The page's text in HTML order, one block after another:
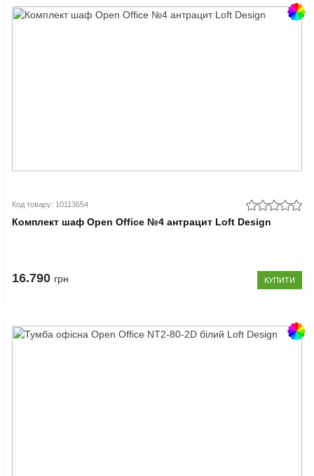
Код товару: 10113654
Комплект шаф Open Office №4 антрацит Loft Design
16.790 грн КУПИТИ